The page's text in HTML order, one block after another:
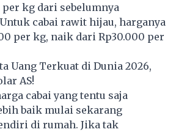
per kg dari sebelumnya
cabai rawit hijau, harganya
per kg, naik dari Rp30.000 per
Uang Terkuat di Dunia 2026,
AS!
cabai yang tentu saja
baik mulai sekarang
di rumah. Jika tak